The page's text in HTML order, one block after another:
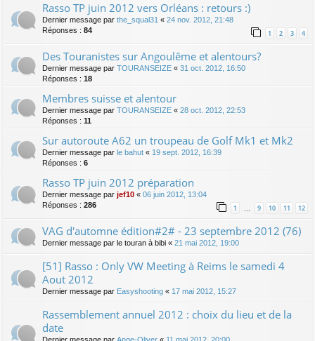
Rasso TP juin 2012 vers Orléans : retours :)
Dernier message par the_squal31 « 24 nov. 2012, 21:48
Réponses : 84 1 2 3 4
Des Touranistes sur Angoulême et alentours?
Dernier message par TOURANSEIZE « 31 oct. 2012, 16:50
Réponses : 18
Membres suisse et alentour
Dernier message par TOURANSEIZE « 28 oct. 2012, 22:53
Réponses : 11
Sur autoroute A62 un troupeau de Golf Mk1 et Mk2
Dernier message par le bahut « 19 sept. 2012, 16:39
Réponses : 6
Rasso TP juin 2012 préparation
Dernier message par jef10 « 06 juin 2012, 13:04
Réponses : 286 1 … 9 10 11 12
VAG d'automne édition#2# - 23 septembre 2012 (76)
Dernier message par le touran à bibi « 21 mai 2012, 19:00
[51] Rasso : Only VW Meeting à Reims le samedi 4
Aout 2012
Dernier message par Easyshooting « 17 mai 2012, 15:27
Rassemblement annuel 2012 : choix du lieu et de la
date